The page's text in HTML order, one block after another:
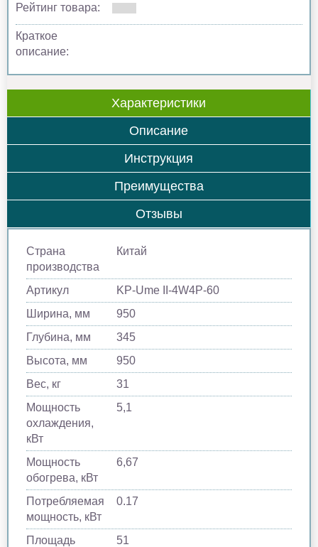
Рейтинг товара:
Краткое
описание:
Характеристики
Описание
Инструкция
Преимущества
Отзывы
Страна
производства
Китай
Артикул
KP-Ume II-4W4P-60
Ширина, мм
950
Глубина, мм
345
Высота, мм
950
Вес, кг
31
Мощность
охлаждения,
кВт
5,1
Мощность
обогрева, кВт
6,67
Потребляемая
мощность, кВт
0.17
Площадь
51